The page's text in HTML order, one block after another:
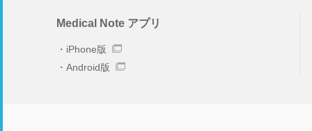
Medical Note アプリ
iPhone版
Android版